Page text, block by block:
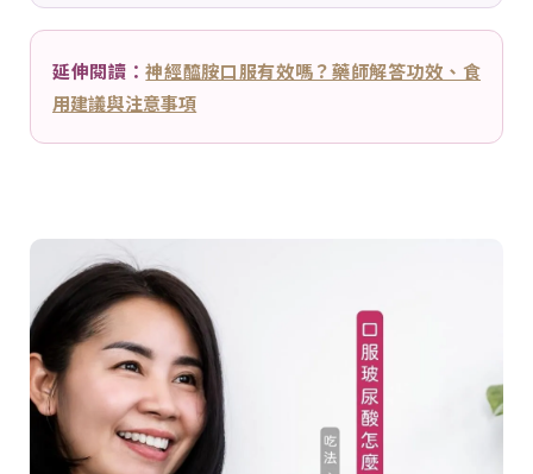
延伸閱讀：神經醯胺口服有效嗎？藥師解答功效、食
用建議與注意事項